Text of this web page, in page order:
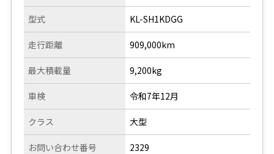
型式
走行距離
KL-SH1KDGG
909,000km
最大積載量
車検
クラス
お問い合わせ番号
9,200kg
令和7年12月
大型
2329